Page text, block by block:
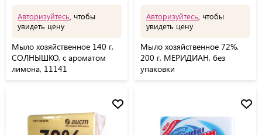
Авторизуйтесь , чтобы
увидеть цену
Мыло хозяйственное 140 г,
СОЛНЫШКО, с ароматом
лимона, 11141
Авторизуйтесь , чтобы
увидеть цену
Мыло хозяйственное 72%,
200 г, МЕРИДИАН, без
упаковки